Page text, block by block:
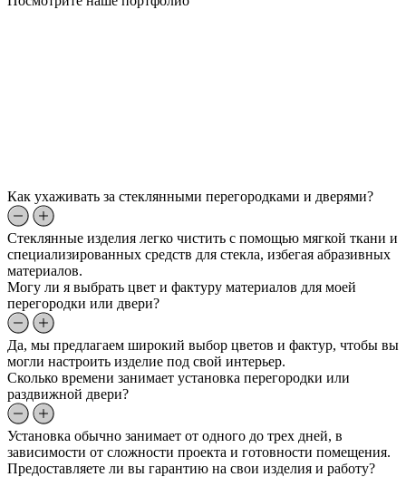
Как ухаживать за стеклянными перегородками и дверями?
Стеклянные изделия легко чистить с помощью мягкой ткани и
специализированных средств для стекла, избегая абразивных
материалов.
Могу ли я выбрать цвет и фактуру материалов для моей
перегородки или двери?
Да, мы предлагаем широкий выбор цветов и фактур, чтобы вы
могли настроить изделие под свой интерьер.
Сколько времени занимает установка перегородки или
раздвижной двери?
Установка обычно занимает от одного до трех дней, в
зависимости от сложности проекта и готовности помещения.
Предоставляете ли вы гарантию на свои изделия и работу?